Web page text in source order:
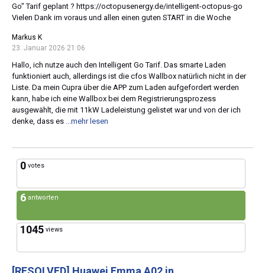
Go" Tarif geplant ? https://octopusenergy.de/intelligent-octopus-go
Vielen Dank im voraus und allen einen guten START in die Woche
Markus K
23. Januar 2026 21:06
Hallo, ich nutze auch den Intelligent Go Tarif. Das smarte Laden
funktioniert auch, allerdings ist die cfos Wallbox natürlich nicht in der
Liste. Da mein Cupra über die APP zum Laden aufgefordert werden
kann, habe ich eine Wallbox bei dem Registrierungsprozess
ausgewählt, die mit 11kW Ladeleistung gelistet war und von der ich
denke, dass es
...mehr lesen
0 votes
6 antworten
1045 views